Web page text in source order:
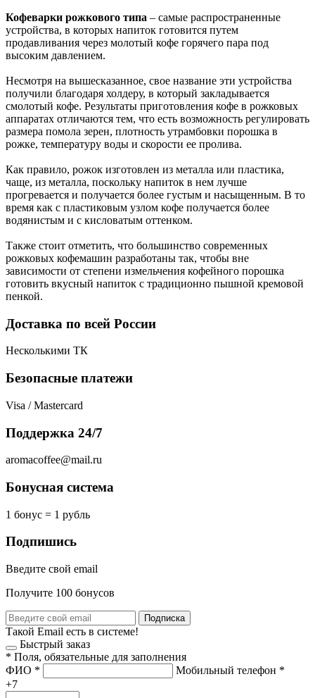
Кофеварки рожкового типа – самые распространенные
устройства, в которых напиток готовится путем
продавливания через молотый кофе горячего пара под
высоким давлением.
Несмотря на вышесказанное, свое название эти устройства
получили благодаря холдеру, в который закладывается
смолотый кофе. Результаты приготовления кофе в рожковых
аппаратах отличаются тем, что есть возможность регулировать
размера помола зерен, плотность утрамбовки порошка в
рожке, температуру воды и скорости ее пролива.
Как правило, рожок изготовлен из металла или пластика,
чаще, из металла, поскольку напиток в нем лучше
прогревается и получается более густым и насыщенным. В то
время как с пластиковым узлом кофе получается более
водянистым и с кисловатым оттенком.
Также стоит отметить, что большинство современных
рожковых кофемашин разработаны так, чтобы вне
зависимости от степени измельчения кофейного порошка
готовить вкусный напиток с традиционно пышной кремовой
пенкой.
Доставка по всей России
Несколькими ТК
Безопасные платежи
Visa / Mastercard
Поддержка 24/7
aromacoffee@mail.ru
Бонусная система
1 бонус = 1 рубль
Подпишись
Введите свой email
Получите 100 бонусов
Подписка
Такой Email есть в системе!
Быстрый заказ
* Поля, обязательные для заполнения
ФИО * Мобильный телефон *
+7